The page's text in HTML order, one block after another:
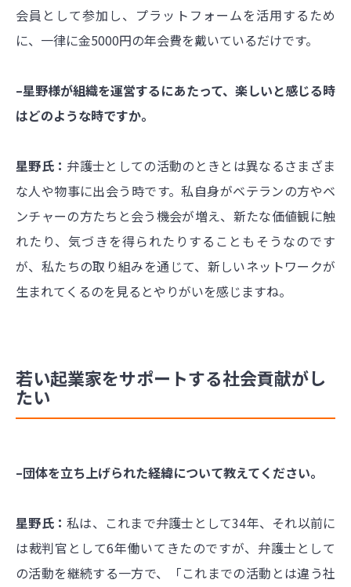
会員として参加し、プラットフォームを活用するため
に、一律に金5000円の年会費を戴いているだけです。
–星野様が組織を運営するにあたって、楽しいと感じる時
はどのような時ですか。
星野氏： 弁護士としての活動のときとは異なるさまざま
な人や物事に出会う時です。私自身がベテランの方やベ
ンチャーの方たちと会う機会が増え、新たな価値観に触
れたり、気づきを得られたりすることもそうなのです
が、私たちの取り組みを通じて、新しいネットワークが
生まれてくるのを見るとやりがいを感じますね。
若い起業家をサポートする社会貢献がし
たい
–団体を立ち上げられた経緯について教えてください。
星野氏： 私は、これまで弁護士として34年、それ以前に
は裁判官として6年働いてきたのですが、弁護士として
の活動を継続する一方で、「これまでの活動とは違う社